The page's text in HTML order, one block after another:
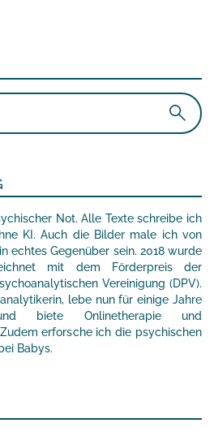
Not. Alle Texte schreibe ich
KI. Auch die Bilder male ich von
echtes Gegenüber sein. 2018 wurde
mit dem Förderpreis der
Vereinigung (DPV).
lebe nun für einige Jahre
biete Onlinetherapie und
erforsche ich die psychischen
Babys.